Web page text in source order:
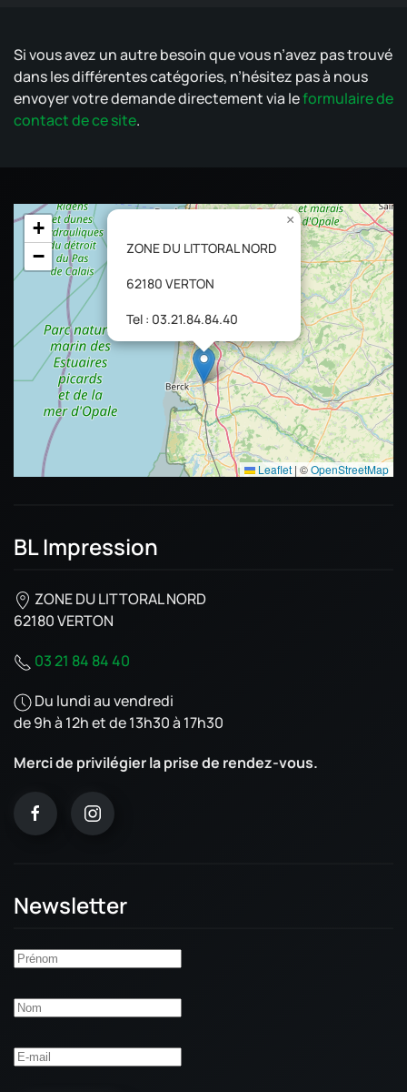
Si vous avez un autre besoin que vous n’avez pas trouvé
dans les différentes catégories, n’hésitez pas à nous
envoyer votre demande directement via leformulaire de
contact de ce site.
ZONE DU LITTORAL NORD
62180 VERTON
Tel : 03.21.84.84.40
×
+
−
Leaflet | ©OpenStreetMap
BL Impression
ZONE DU LITTORAL NORD
62180 VERTON
03 21 84 84 40
Du lundi au vendredi
de 9h à 12h et de 13h30 à 17h30
Merci de privilégier la prise de rendez-vous.
Newsletter